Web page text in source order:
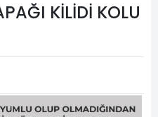
KİLİDİ KOLU